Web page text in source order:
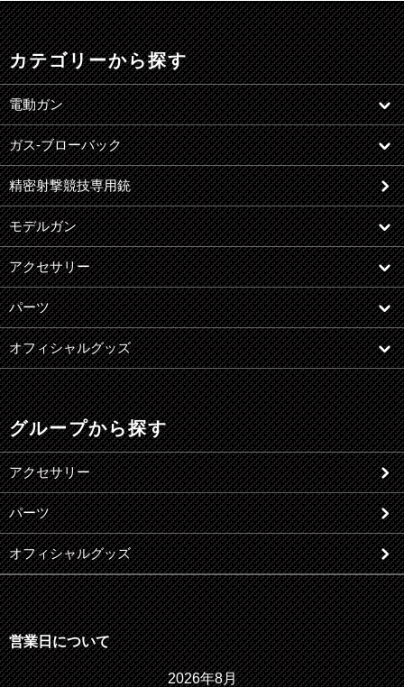
カテゴリーから探す
電動ガン
ガス-ブローバック
精密射撃競技専用銃
モデルガン
アクセサリー
パーツ
オフィシャルグッズ
グループから探す
アクセサリー
パーツ
オフィシャルグッズ
営業日について
2026年8月